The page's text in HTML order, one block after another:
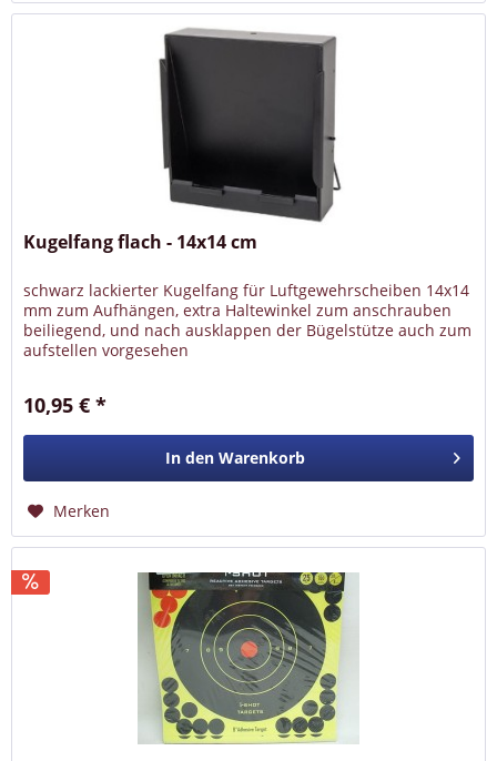
Kugelfang flach - 14x14 cm
schwarz lackierter Kugelfang für Luftgewehrscheiben 14x14
mm zum Aufhängen, extra Haltewinkel zum anschrauben
beiliegend, und nach ausklappen der Bügelstütze auch zum
aufstellen vorgesehen
10,95 € *
In den Warenkorb
Merken